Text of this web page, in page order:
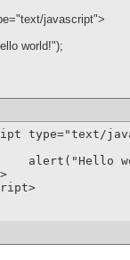
javascript">
world!");
type="text/